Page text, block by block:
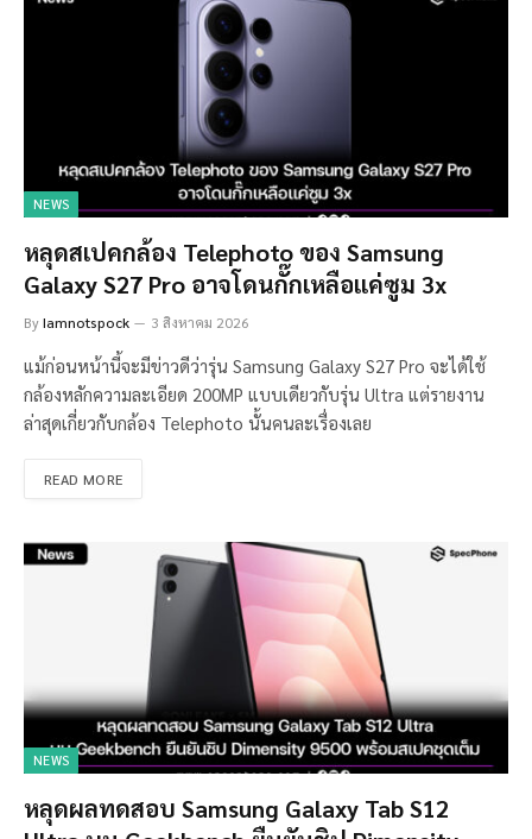
NEWS
หลุดสเปคกล้อง Telephoto ของ Samsung
Galaxy S27 Pro อาจโดนกั๊กเหลือแค่ซูม 3x
ByIamnotspock 3 สิงหาคม 2026
แม้ก่อนหน้านี้จะมีข่าวดีว่ารุ่น Samsung Galaxy S27 Pro จะได้ใช้
กล้องหลักความละเอียด 200MP แบบเดียวกับรุ่น Ultra แต่รายงาน
ล่าสุดเกี่ยวกับกล้อง Telephoto นั้นคนละเรื่องเลย
READ MORE
NEWS
หลุดผลทดสอบ Samsung Galaxy Tab S12